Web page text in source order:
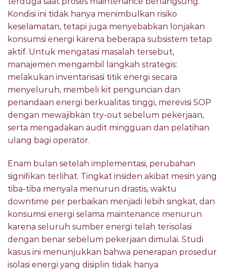
Kondisi ini tidak hanya menimbulkan risiko
keselamatan, tetapi juga menyebabkan lonjakan
konsumsi energi karena beberapa subsistem tetap
aktif. Untuk mengatasi masalah tersebut,
manajemen mengambil langkah strategis:
melakukan inventarisasi titik energi secara
menyeluruh, membeli kit penguncian dan
penandaan energi berkualitas tinggi, merevisi SOP
dengan mewajibkan try-out sebelum pekerjaan,
serta mengadakan audit mingguan dan pelatihan
ulang bagi operator.
Enam bulan setelah implementasi, perubahan
signifikan terlihat. Tingkat insiden akibat mesin yang
tiba-tiba menyala menurun drastis, waktu
downtime per perbaikan menjadi lebih singkat, dan
konsumsi energi selama maintenance menurun
karena seluruh sumber energi telah terisolasi
dengan benar sebelum pekerjaan dimulai. Studi
kasus ini menunjukkan bahwa penerapan prosedur
isolasi energi yang disiplin tidak hanya